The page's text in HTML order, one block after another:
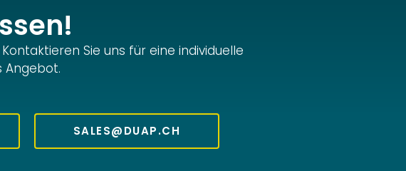
Sie uns für eine individuelle
Angebot.
SALES@DUAP.CH